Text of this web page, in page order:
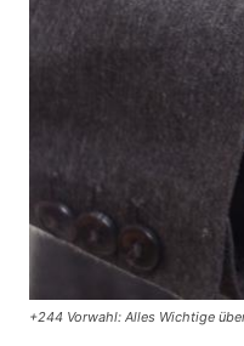
+244 Vorwahl: Alles Wichtige